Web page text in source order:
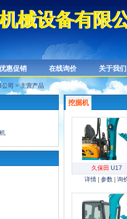
械设备有限
械设备有限
惠促销 在线询价 关于我们
司 >主营产品
挖掘机
久保田 U17
详情| 参数| 询